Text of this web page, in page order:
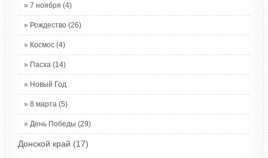
7 ноября (4)
Рождество (26)
Космос (4)
Пасха (14)
Новый Год
8 марта (5)
День Победы (29)
Донской край (17)